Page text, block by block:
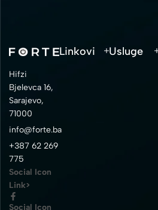
Hifzi
Bjelevca 16,
Sarajevo,
71000
info@forte.ba
+387 62 269
775
Social Icon
Link>
Social Icon
Linkovi Usluge